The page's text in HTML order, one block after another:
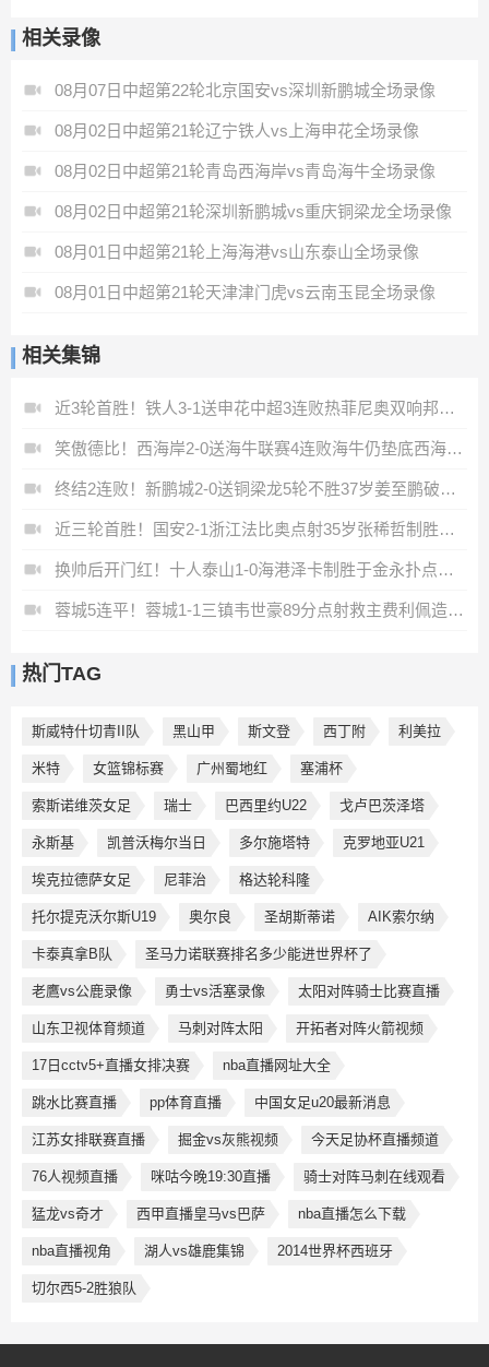
相关录像
08月07日中超第22轮北京国安vs深圳新鹏城全场录像
08月02日中超第21轮辽宁铁人vs上海申花全场录像
08月02日中超第21轮青岛西海岸vs青岛海牛全场录像
08月02日中超第21轮深圳新鹏城vs重庆铜梁龙全场录像
08月01日中超第21轮上海海港vs山东泰山全场录像
08月01日中超第21轮天津津门虎vs云南玉昆全场录像
相关集锦
近3轮首胜！铁人3-1送申花中超3连败热菲尼奥双响邦本宜裕传射
笑傲德比！西海岸2-0送海牛联赛4连败海牛仍垫底西海岸升至第二
终结2连败！新鹏城2-0送铜梁龙5轮不胜37岁姜至鹏破门韦斯利建功
近三轮首胜！国安2-1浙江法比奥点射35岁张稀哲制胜王钰栋送助攻
换帅后开门红！十人泰山1-0海港泽卡制胜于金永扑点海港三球被吹
蓉城5连平！蓉城1-1三镇韦世豪89分点射救主费利佩造点李昂破门
热门TAG
斯威特什切青II队 黑山甲 斯文登 西丁附 利美拉
米特 女篮锦标赛 广州蜀地红 塞浦杯
索斯诺维茨女足 瑞士 巴西里约U22 戈卢巴茨泽塔
永斯基 凯普沃梅尔当日 多尔施塔特 克罗地亚U21
埃克拉德萨女足 尼菲治 格达轮科隆
托尔提克沃尔斯U19 奥尔良 圣胡斯蒂诺 AIK索尔纳
卡泰真拿B队 圣马力诺联赛排名多少能进世界杯了
老鷹vs公鹿录像 勇士vs活塞录像 太阳对阵骑士比赛直播
山东卫视体育频道 马刺对阵太阳 开拓者对阵火箭视频
17日cctv5+直播女排决赛 nba直播网址大全
跳水比赛直播 pp体育直播 中国女足u20最新消息
江苏女排联赛直播 掘金vs灰熊视频 今天足协杯直播频道
76人视频直播 咪咕今晚19:30直播 骑士对阵马刺在线观看
猛龙vs奇才 西甲直播皇马vs巴萨 nba直播怎么下载
nba直播视角 湖人vs雄鹿集锦 2014世界杯西班牙
切尔西5-2胜狼队